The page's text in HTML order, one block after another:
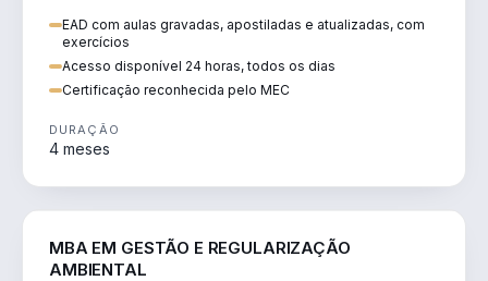
EAD com aulas gravadas, apostiladas e atualizadas, com
exercícios
Acesso disponível 24 horas, todos os dias
Certificação reconhecida pelo MEC
DURAÇÃO
4 meses
MBA EM GESTÃO E REGULARIZAÇÃO
AMBIENTAL